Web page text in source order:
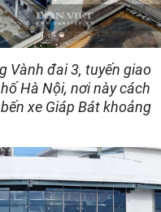
Vành đai 3, tuyến giao
Hà Nội, nơi này cách
xe Giáp Bát khoảng